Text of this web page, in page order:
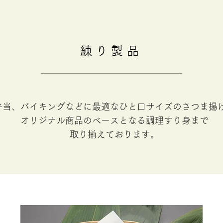
練り製品
当、バイキングなどに最適なひと口サイズのさつま揚
オリジナル商品のベースとなる調理すり身まで
取り揃えております。